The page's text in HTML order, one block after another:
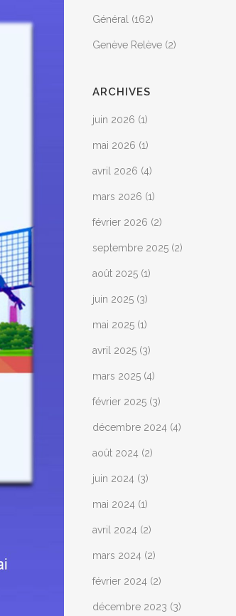
Général (162)
Genève Relève (2)
ARCHIVES
juin 2026 (1)
mai 2026 (1)
avril 2026 (4)
mars 2026 (1)
février 2026 (2)
septembre 2025 (2)
août 2025 (1)
juin 2025 (3)
mai 2025 (1)
avril 2025 (3)
mars 2025 (4)
février 2025 (3)
décembre 2024 (4)
août 2024 (2)
juin 2024 (3)
mai 2024 (1)
avril 2024 (2)
mars 2024 (2)
février 2024 (2)
décembre 2023 (3)